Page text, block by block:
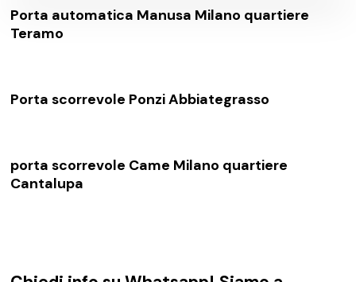
Porta automatica Manusa Milano quartiere
Teramo
Porta scorrevole Ponzi Abbiategrasso
porta scorrevole Came Milano quartiere
Cantalupa